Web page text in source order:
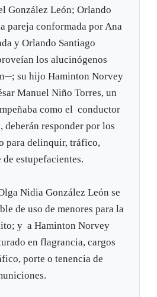
González León; Orlando
pareja conformada por Ana
y Orlando Santiago
los alucinógenos
su hijo Haminton Norvey
Manuel Niño Torres, un
como el conductor
deberán responder por los
para delinquir, tráfico,
estupefacientes.
Nidia González León se
de uso de menores para la
y a Haminton Norvey
en flagrancia, cargos
porte o tenencia de